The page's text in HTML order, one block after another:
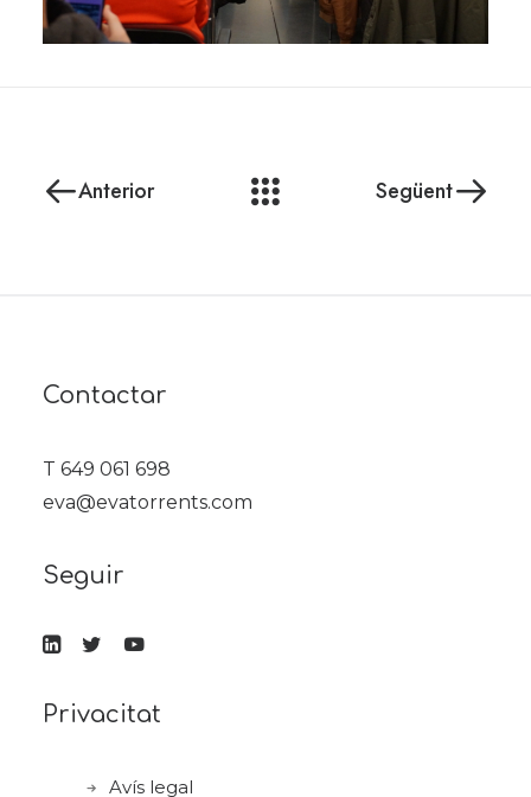
Anterior Següent
Contactar
T 649 061 698
eva@evatorrents.com
Seguir
Privacitat
Avís legal